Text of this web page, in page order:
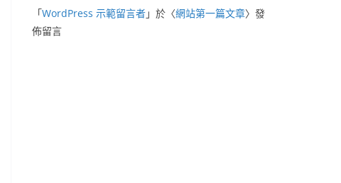
「WordPress 示範留言者」於〈網站第一篇文章〉發
佈留言